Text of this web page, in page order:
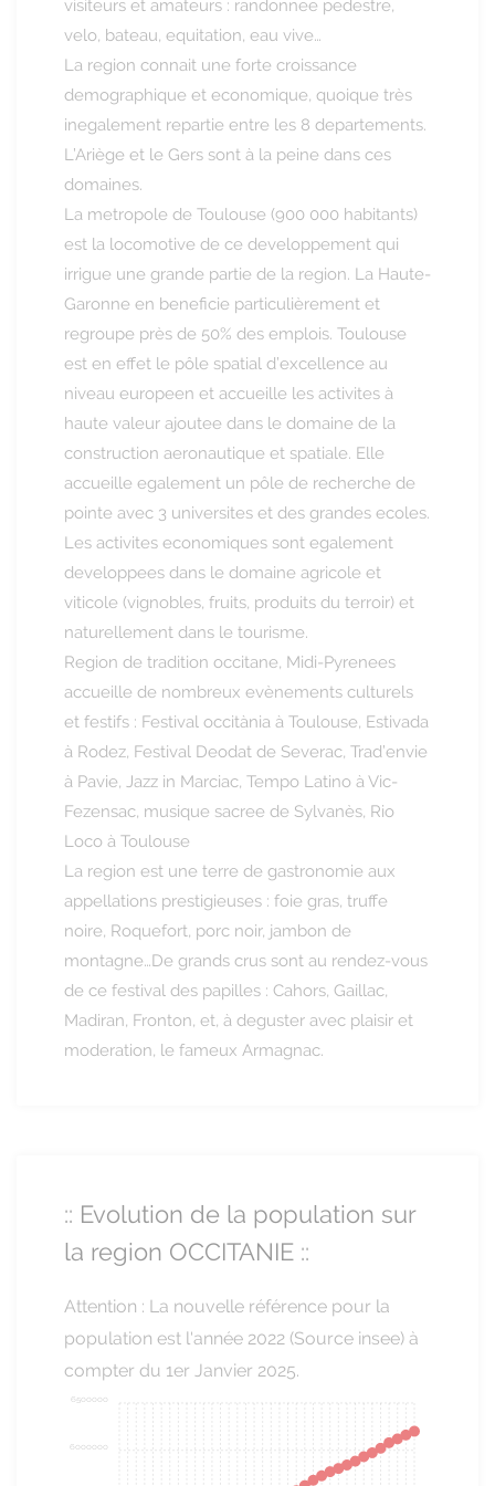
visiteurs et amateurs : randonnee pedestre,
velo, bateau, equitation, eau vive…
La region connait une forte croissance
demographique et economique, quoique très
inegalement repartie entre les 8 departements.
L’Ariège et le Gers sont à la peine dans ces
domaines.
La metropole de Toulouse (900 000 habitants)
est la locomotive de ce developpement qui
irrigue une grande partie de la region. La Haute-
Garonne en beneficie particulièrement et
regroupe près de 50% des emplois. Toulouse
est en effet le pôle spatial d’excellence au
niveau europeen et accueille les activites à
haute valeur ajoutee dans le domaine de la
construction aeronautique et spatiale. Elle
accueille egalement un pôle de recherche de
pointe avec 3 universites et des grandes ecoles.
Les activites economiques sont egalement
developpees dans le domaine agricole et
viticole (vignobles, fruits, produits du terroir) et
naturellement dans le tourisme.
Region de tradition occitane, Midi-Pyrenees
accueille de nombreux evènements culturels
et festifs : Festival occitània à Toulouse, Estivada
à Rodez, Festival Deodat de Severac, Trad’envie
à Pavie, Jazz in Marciac, Tempo Latino à Vic-
Fezensac, musique sacree de Sylvanès, Rio
Loco à Toulouse
La region est une terre de gastronomie aux
appellations prestigieuses : foie gras, truffe
noire, Roquefort, porc noir, jambon de
montagne…De grands crus sont au rendez-vous
de ce festival des papilles : Cahors, Gaillac,
Madiran, Fronton, et, à deguster avec plaisir et
moderation, le fameux Armagnac.
:: Evolution de la population sur
la region OCCITANIE ::
Attention : La nouvelle référence pour la
population est l'année 2022 (Source insee) à
compter du 1er Janvier 2025.
6000000
6500000